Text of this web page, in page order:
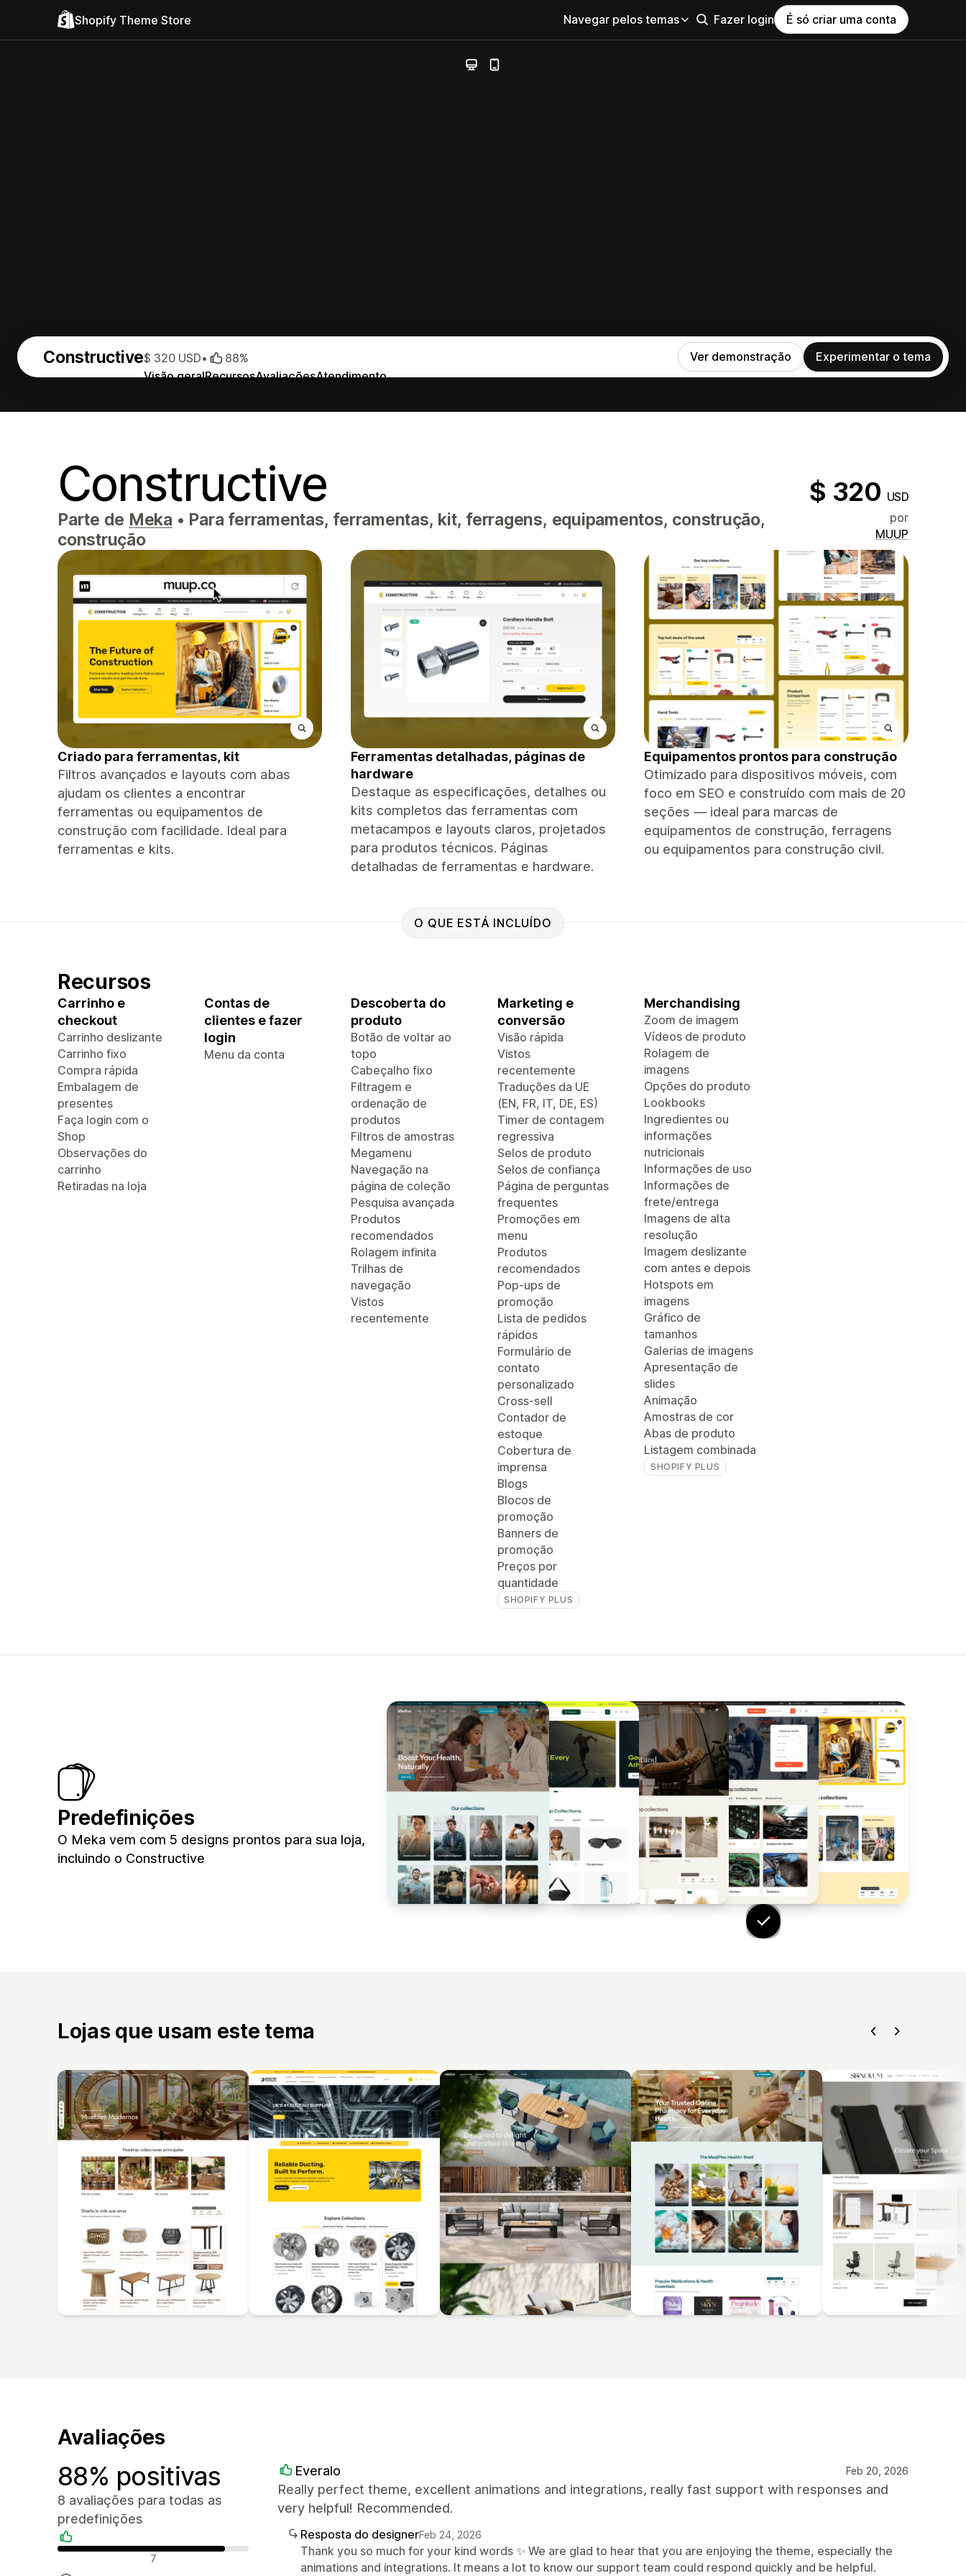
Shopify Theme Store Navegar pelos temas Fazer login É só criar uma conta
Constructive
Visão geralRecursosAvaliaçõesAtendimento
$ 320 USD• 88% Ver demonstração Experimentar o tema
Constructive $ 320 USD
Parte de Meka • Para ferramentas, ferramentas, kit, ferragens, equipamentos, construção,
construção
por
MUUP
Criado para ferramentas, kit
Filtros avançados e layouts com abas
ajudam os clientes a encontrar
ferramentas ou equipamentos de
construção com facilidade. Ideal para
ferramentas e kits.
Ferramentas detalhadas, páginas de
hardware
Destaque as especificações, detalhes ou
kits completos das ferramentas com
metacampos e layouts claros, projetados
para produtos técnicos. Páginas
detalhadas de ferramentas e hardware.
Equipamentos prontos para construção
Otimizado para dispositivos móveis, com
foco em SEO e construído com mais de 20
seções — ideal para marcas de
equipamentos de construção, ferragens
ou equipamentos para construção civil.
O QUE ESTÁ INCLUÍDO
Recursos
Carrinho e
checkout
Carrinho deslizante
Carrinho fixo
Compra rápida
Embalagem de
presentes
Faça login com o
Shop
Observações do
carrinho
Retiradas na loja
Contas de
clientes e fazer
login
Menu da conta
Descoberta do
produto
Botão de voltar ao
topo
Cabeçalho fixo
Filtragem e
ordenação de
produtos
Filtros de amostras
Megamenu
Navegação na
página de coleção
Pesquisa avançada
Produtos
recomendados
Rolagem infinita
Trilhas de
navegação
Vistos
recentemente
Marketing e
conversão
Visão rápida
Vistos
recentemente
Traduções da UE
(EN, FR, IT, DE, ES)
Timer de contagem
regressiva
Selos de produto
Selos de confiança
Página de perguntas
frequentes
Promoções em
menu
Produtos
recomendados
Pop-ups de
promoção
Lista de pedidos
rápidos
Formulário de
contato
personalizado
Cross-sell
Contador de
estoque
Cobertura de
imprensa
Blogs
Blocos de
promoção
Banners de
promoção
Preços por
quantidade
SHOPIFY PLUS
Merchandising
Zoom de imagem
Vídeos de produto
Rolagem de
imagens
Opções do produto
Lookbooks
Ingredientes ou
informações
nutricionais
Informações de uso
Informações de
frete/entrega
Imagens de alta
resolução
Imagem deslizante
com antes e depois
Hotspots em
imagens
Gráfico de
tamanhos
Galerias de imagens
Apresentação de
slides
Animação
Amostras de cor
Abas de produto
Listagem combinada
SHOPIFY PLUS
Predefinições
O Meka vem com 5 designs prontos para sua loja,
incluindo o Constructive
Lojas que usam este tema
Avaliações
88% positivas
8 avaliações para todas as
predefinições
Avaliações positivas
7
Everalo Feb 20, 2026
Really perfect theme, excellent animations and integrations, really fast support with responses and
very helpful! Recommended.
Resposta do designerFeb 24, 2026
Thank you so much for your kind words ✨ We are glad to hear that you are enjoying the theme, especially the
animations and integrations. It means a lot to know our support team could respond quickly and be helpful.